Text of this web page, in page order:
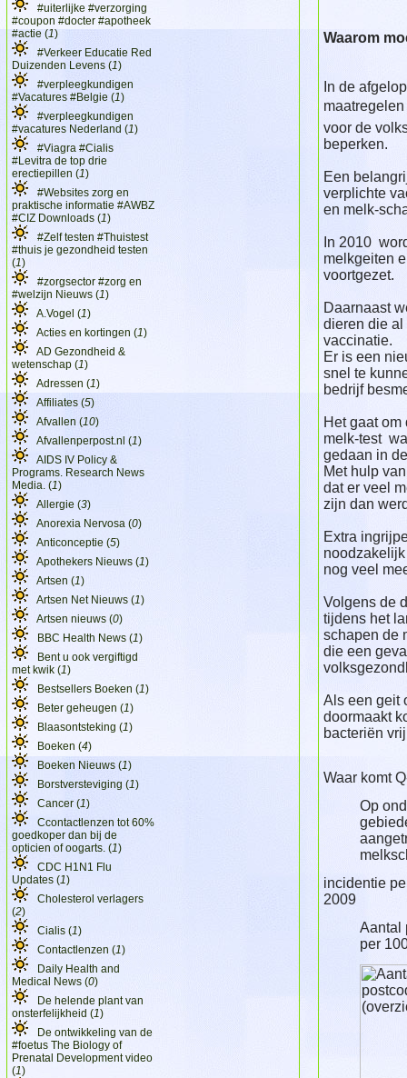
#uiterlijke #verzorging
#coupon #docter #apotheek
#actie (1)
#Verkeer Educatie Red
Duizenden Levens (1)
#verpleegkundigen
#Vacatures #Belgie (1)
#verpleegkundigen
#vacatures Nederland (1)
#Viagra #Cialis
#Levitra de top drie
erectiepillen (1)
#Websites zorg en
praktische informatie #AWBZ
#CIZ Downloads (1)
#Zelf testen #Thuistest
#thuis je gezondheid testen
(1)
#zorgsector #zorg en
#welzijn Nieuws (1)
A.Vogel (1)
Acties en kortingen (1)
AD Gezondheid &
wetenschap (1)
Adressen (1)
Affiliates (5)
Afvallen (10)
Afvallenperpost.nl (1)
AIDS IV Policy &
Programs. Research News
Media. (1)
Allergie (3)
Anorexia Nervosa (0)
Anticonceptie (5)
Apothekers Nieuws (1)
Artsen (1)
Artsen Net Nieuws (1)
Artsen nieuws (0)
BBC Health News (1)
Bent u ook vergiftigd
met kwik (1)
Bestsellers Boeken (1)
Beter geheugen (1)
Blaasontsteking (1)
Boeken (4)
Boeken Nieuws (1)
Borstversteviging (1)
Cancer (1)
Ccontactlenzen tot 60%
goedkoper dan bij de
opticien of oogarts. (1)
CDC H1N1 Flu
Updates (1)
Cholesterol verlagers
(2)
Cialis (1)
Contactlenzen (1)
Daily Health and
Medical News (0)
De helende plant van
onsterfelijkheid (1)
De ontwikkeling van de
#foetus The Biology of
Prenatal Development video
(1)
Waarom
In de
maatregelen
voor de
beperken.
Een
verplichte
en melk-
In 2010
melkgeiten
voortgezet.
Daarnaast
dieren die al
vaccinatie.
Er is een
snel te
bedrijf
Het gaat
melk-test
gedaan in
Met hulp
dat er veel
zijn dan
Extra
nog veel
Volgens de
tijdens het
schapen de
die een
Als een geit
doormaakt
bacteriën
Waar komt
Op
incidentie
2009
Aantal
per